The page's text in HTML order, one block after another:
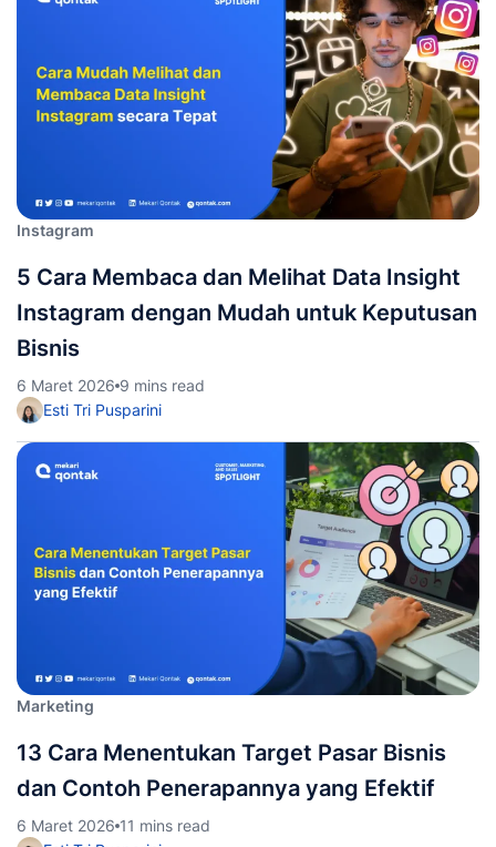
Instagram
5 Cara Membaca dan Melihat Data Insight
Instagram dengan Mudah untuk Keputusan
Bisnis
6 Maret 2026 9 mins read
Esti Tri Pusparini
Marketing
13 Cara Menentukan Target Pasar Bisnis
dan Contoh Penerapannya yang Efektif
6 Maret 2026 11 mins read